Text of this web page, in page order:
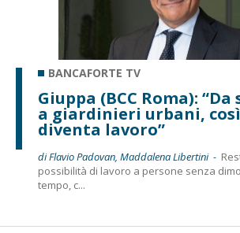
BANCAFORTE TV
Giuppa (BCC Roma):
a giardinieri urbani,
diventa lavoro”
di Flavio Padovan, Maddalena Libertini -
possibilità di lavoro a persone senza
tempo, c...